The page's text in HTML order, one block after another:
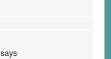
says